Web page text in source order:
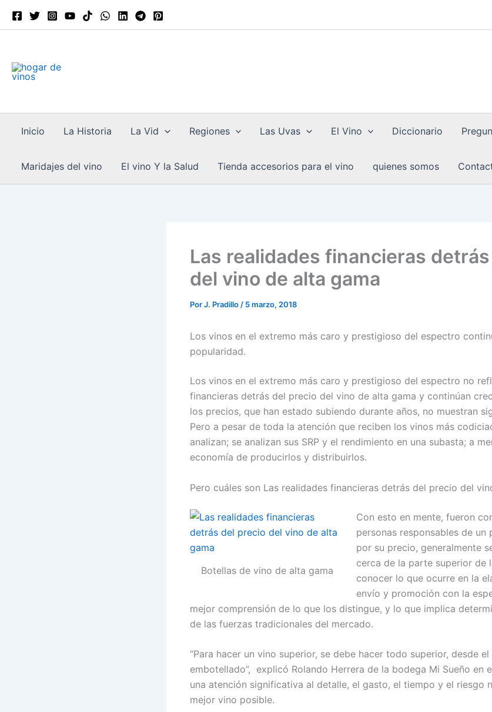
Inicio La Historia La Vid Regiones Las Uvas El Vino Diccionario
Maridajes del vino El vino Y la Salud Tienda accesorios para el vino quienes somos
Las realidades financieras
del vino de alta gama
PorJ. Pradillo / 5 marzo, 2018
Los vinos en el extremo más caro y prestigioso del espectro
popularidad.
Los vinos en el extremo más caro y prestigioso del espectro no
financieras detrás del precio del vino de alta gama y continúan
los precios, que han estado subiendo durante años, no muestran
Pero a pesar de toda la atención que reciben los vinos más
analizan; se analizan sus SRP y el rendimiento en una subasta; a
economía de producirlos y distribuirlos.
Pero cuáles son Las realidades financieras detrás del precio del
Botellas de vino de alta gama
Con esto en mente, fueron
personas responsables de
por su precio, generalmente
cerca de la parte superior de
conocer lo que ocurre en la
envío y promoción con la
mejor comprensión de lo que los distingue, y lo que implica
de las fuerzas tradicionales del mercado.
“Para hacer un vino superior, se debe hacer todo superior, desde
embotellado”, explicó Rolando Herrera de la bodega Mi Sueño en
una atención significativa al detalle, el gasto, el tiempo y el riesgo
mejor vino posible.
tu
correo